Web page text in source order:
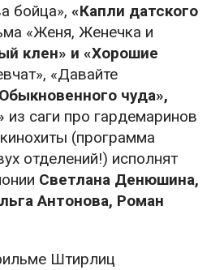
бойца», «Капли датского
«Женя, Женечка и
клен» и «Хорошие
«Давайте
чуда»,
из саги про гардемаринов
(программа
отделений!) исполнят
Светлана Денюшина,
Антонова, Роман
Штирлиц